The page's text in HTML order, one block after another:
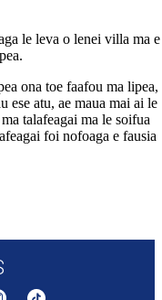
le leva o lenei villa ma e
ona toe faafou ma lipea,
ese atu, ae maua mai ai le
talafeagai ma le soifua
foi nofoaga e fausia